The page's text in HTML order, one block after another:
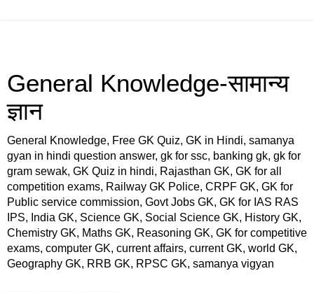
General Knowledge-सामान्य
ज्ञान
General Knowledge, Free GK Quiz, GK in Hindi, samanya
gyan in hindi question answer, gk for ssc, banking gk, gk for
gram sewak, GK Quiz in hindi, Rajasthan GK, GK for all
competition exams, Railway GK Police, CRPF GK, GK for
Public service commission, Govt Jobs GK, GK for IAS RAS
IPS, India GK, Science GK, Social Science GK, History GK,
Chemistry GK, Maths GK, Reasoning GK, GK for competitive
exams, computer GK, current affairs, current GK, world GK,
Geography GK, RRB GK, RPSC GK, samanya vigyan